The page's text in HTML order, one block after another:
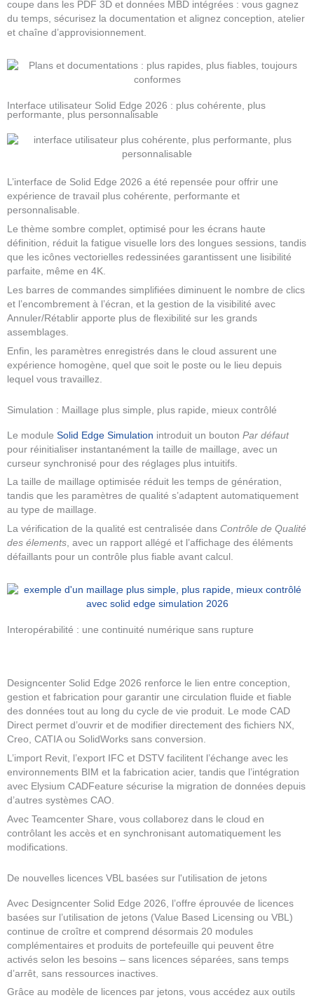
coupe dans les PDF 3D et données MBD intégrées : vous gagnez
du temps, sécurisez la documentation et alignez conception, atelier
et chaîne d’approvisionnement.
Interface utilisateur Solid Edge 2026 : plus cohérente, plus
performante, plus personnalisable
L’interface de Solid Edge 2026 a été repensée pour offrir une
expérience de travail plus cohérente, performante et
personnalisable.
Le thème sombre complet, optimisé pour les écrans haute
définition, réduit la fatigue visuelle lors des longues sessions, tandis
que les icônes vectorielles redessinées garantissent une lisibilité
parfaite, même en 4K.
Les barres de commandes simplifiées diminuent le nombre de clics
et l’encombrement à l’écran, et la gestion de la visibilité avec
Annuler/Rétablir apporte plus de flexibilité sur les grands
assemblages.
Enfin, les paramètres enregistrés dans le cloud assurent une
expérience homogène, quel que soit le poste ou le lieu depuis
lequel vous travaillez.
Simulation : Maillage plus simple, plus rapide, mieux contrôlé
Le module Solid Edge Simulation introduit un bouton Par défaut
pour réinitialiser instantanément la taille de maillage, avec un
curseur synchronisé pour des réglages plus intuitifs.
La taille de maillage optimisée réduit les temps de génération,
tandis que les paramètres de qualité s’adaptent automatiquement
au type de maillage.
La vérification de la qualité est centralisée dans Contrôle de Qualité
des élements, avec un rapport allégé et l’affichage des éléments
défaillants pour un contrôle plus fiable avant calcul.
Interopérabilité : une continuité numérique sans rupture
Designcenter Solid Edge 2026 renforce le lien entre conception,
gestion et fabrication pour garantir une circulation fluide et fiable
des données tout au long du cycle de vie produit. Le mode CAD
Direct permet d’ouvrir et de modifier directement des fichiers NX,
Creo, CATIA ou SolidWorks sans conversion.
L’import Revit, l’export IFC et DSTV facilitent l’échange avec les
environnements BIM et la fabrication acier, tandis que l’intégration
avec Elysium CADFeature sécurise la migration de données depuis
d’autres systèmes CAO.
Avec Teamcenter Share, vous collaborez dans le cloud en
contrôlant les accès et en synchronisant automatiquement les
modifications.
De nouvelles licences VBL basées sur l'utilisation de jetons
Avec Designcenter Solid Edge 2026, l’offre éprouvée de licences
basées sur l’utilisation de jetons (Value Based Licensing ou VBL)
continue de croître et comprend désormais 20 modules
complémentaires et produits de portefeuille qui peuvent être
activés selon les besoins – sans licences séparées, sans temps
d’arrêt, sans ressources inactives.
Grâce au modèle de licences par jetons, vous accédez aux outils